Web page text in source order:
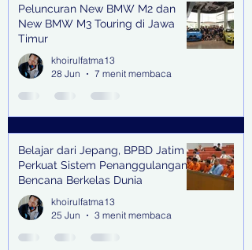
Peluncuran New BMW M2 dan
New BMW M3 Touring di Jawa
Timur
khoirulfatma13
28 Jun
7 menit membaca
Belajar dari Jepang, BPBD Jatim
Perkuat Sistem Penanggulangan
Bencana Berkelas Dunia
khoirulfatma13
25 Jun
3 menit membaca